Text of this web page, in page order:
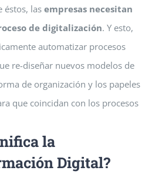
éstos, lasempresas necesitan
de digitalización. Y esto,
automatizar procesos
re-diseñar nuevos modelos de
de organización y los papeles
que coincidan con los procesos
la
Digital?